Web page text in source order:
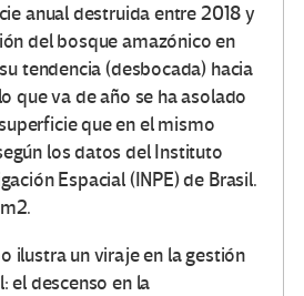
anual destruida entre 2018 y
del bosque amazónico en
tendencia (desbocada) hacia
que va de año se ha asolado
que en el mismo
los datos del Instituto
Espacial (INPE) de Brasil.
ilustra un viraje en la gestión
el descenso en la